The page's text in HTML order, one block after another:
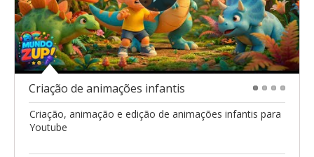
Criação de animações infantis
Criação, animação e edição de animações infantis para
Youtube